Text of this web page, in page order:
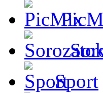
Sport